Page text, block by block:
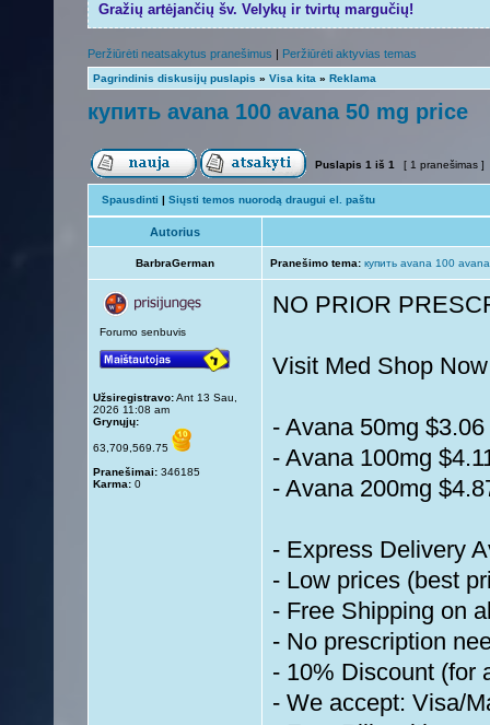
Gražių artėjančių šv. Velykų ir tvirtų margučių!
Peržiūrėti neatsakytus pranešimus | Peržiūrėti aktyvias temas
Pagrindinis diskusijų puslapis » Visa kita » Reklama
купить avana 100 avana 50 mg price
Puslapis 1 iš 1 [ 1 pranešimas ]
Spausdinti | Siųsti temos nuorodą draugui el. paštu
Autorius
BarbraGerman Pranešimo tema: купить avana 100
Forumo senbuvis
Užsiregistravo:Ant 13 Sau,
2026 11:08 am
Grynųjų:
63,709,569.75
Pranešimai: 346185
Karma: 0
NO PRIOR
Visit Med Shop
- Avana 50mg
- Avana 100mg
- Avana 200mg
- Express Delivery
- Low prices (best
- Free Shipping on
- No prescription
- 10% Discount (for
- We accept: Visa/